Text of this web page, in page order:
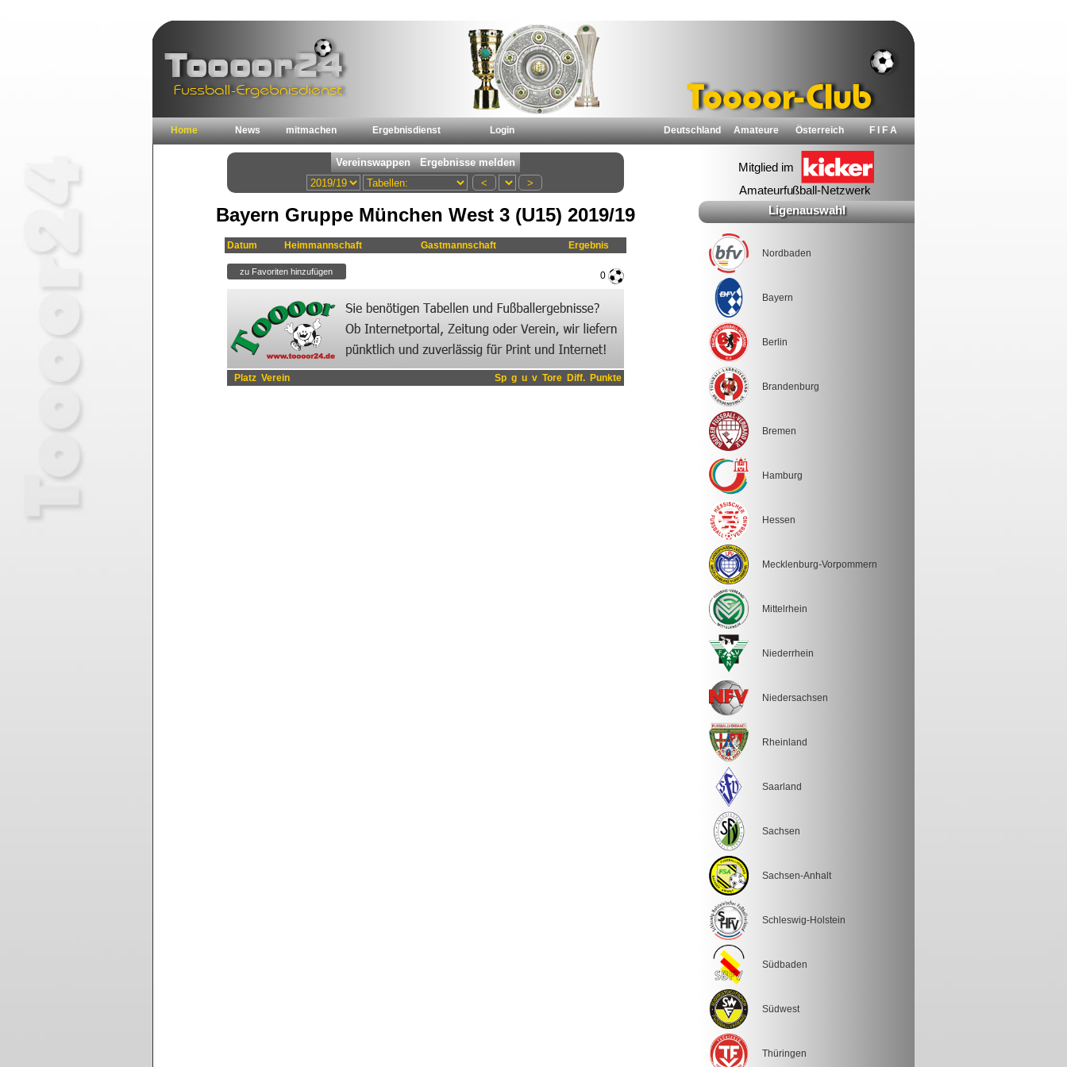
Home News mitmachen Ergebnisdienst Login Deutschland Amateure Österreich F I F A
Bayern Gruppe München West 3 (U15) 2019/19
Datum Heimmannschaft Gastmannschaft Ergebnis
0
Platz Verein Sp g u v Tore Diff. Punkte
Ligenauswahl
Nordbaden
Bayern
Berlin
Brandenburg
Bremen
Hamburg
Hessen
Mecklenburg-Vorpommern
Mittelrhein
Niederrhein
Niedersachsen
Rheinland
Saarland
Sachsen
Sachsen-Anhalt
Schleswig-Holstein
Südbaden
Südwest
Thüringen